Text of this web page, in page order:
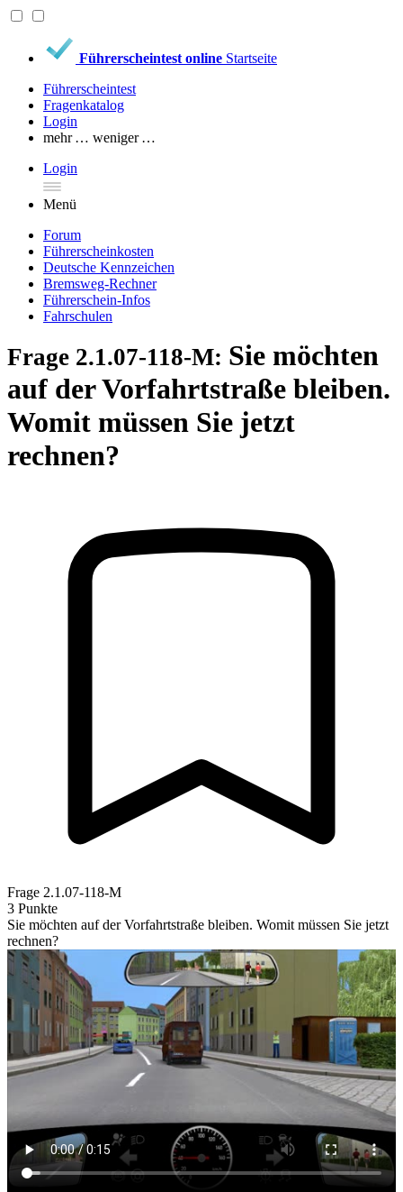
Führerscheintest online Startseite
Führerscheintest
Fragenkatalog
Login
mehr … weniger …
Login
Menü
Forum
Führerscheinkosten
Deutsche Kennzeichen
Bremsweg-Rechner
Führerschein-Infos
Fahrschulen
Frage 2.1.07-118-M: Sie möchten
auf der Vorfahrtstraße bleiben.
Womit müssen Sie jetzt
rechnen?
Frage 2.1.07-118-M
3 Punkte
Sie möchten auf der Vorfahrtstraße bleiben. Womit müssen Sie jetzt
rechnen?